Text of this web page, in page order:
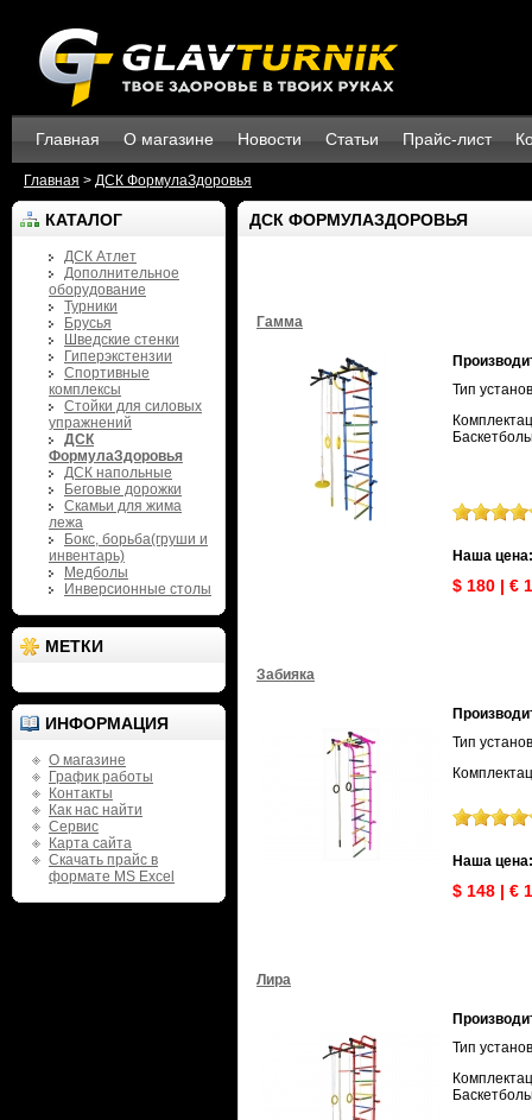
Главная О магазине Новости Статьи Прайс-лист
Главная > ДСК ФормулаЗдоровья
КАТАЛОГ
ДСК Атлет
Дополнительное
оборудование
Турники
Брусья
Шведские стенки
Гиперэкстензии
Спортивные
комплексы
Стойки для силовых
упражнений
ДСК
ФормулаЗдоровья
ДСК напольные
Беговые дорожки
Скамьи для жима
лежа
Бокс, борьба(груши и
инвентарь)
Медболы
Инверсионные столы
МЕТКИ
ИНФОРМАЦИЯ
О магазине
График работы
Контакты
Как нас найти
Сервис
Карта сайта
Скачать прайс в
формате MS Excel
ДСК ФОРМУЛАЗДОРОВЬЯ
Гамма
Тип
Наша
$ 180 | €
Забияка
Тип
Наша
$ 148 | €
Лира
Тип